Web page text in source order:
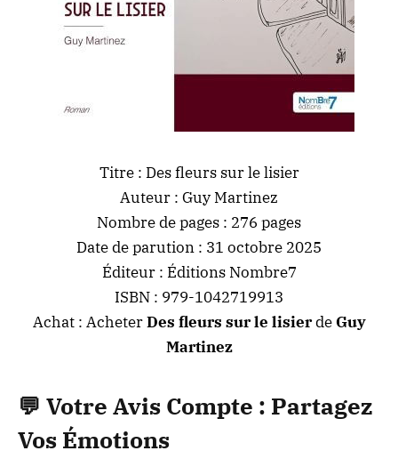
Titre : Des fleurs sur le lisier
Auteur : Guy Martinez
Nombre de pages : 276 pages
Date de parution : 31 octobre 2025
Éditeur : Éditions Nombre7
ISBN : 979-1042719913
Achat : AcheterDes fleurs sur le lisierde Guy
Martinez
💬 Votre Avis Compte : Partagez
Vos Émotions